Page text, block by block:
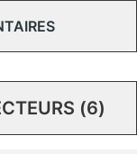
(6)